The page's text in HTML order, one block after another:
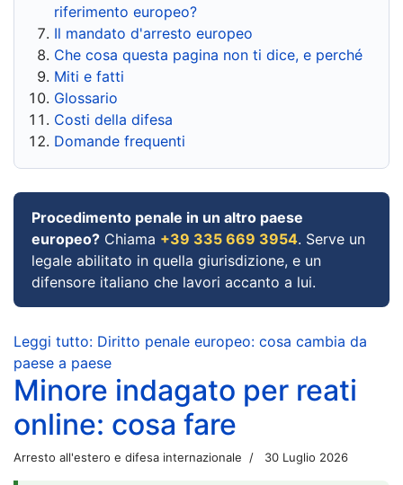
riferimento europeo?
Il mandato d'arresto europeo
Che cosa questa pagina non ti dice, e perché
Miti e fatti
Glossario
Costi della difesa
Domande frequenti
Procedimento penale in un altro paese
europeo? Chiama +39 335 669 3954. Serve un
legale abilitato in quella giurisdizione, e un
difensore italiano che lavori accanto a lui.
Leggi tutto: Diritto penale europeo: cosa cambia da
paese a paese
Minore indagato per reati
online: cosa fare
Arresto all'estero e difesa internazionale 30 Luglio 2026